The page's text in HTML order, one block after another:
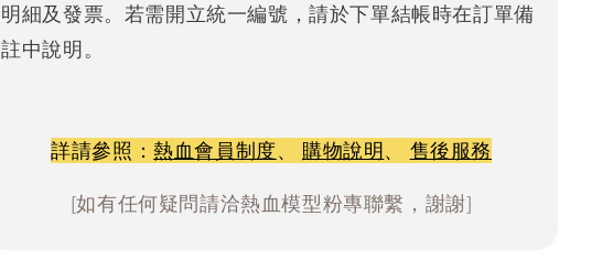
明細及發票。若需開立統一編號，請於下單結帳時在訂單備
註中說明。
詳請參照：熱血會員制度、 購物說明、 售後服務
[如有任何疑問請洽熱血模型粉專聯繫，謝謝]